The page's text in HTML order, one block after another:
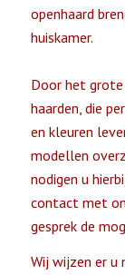
openhaard
huiskamer.
Door het
haarden, die
en kleuren
modellen
nodigen u
contact met
gesprek de
Wij wijzen er u